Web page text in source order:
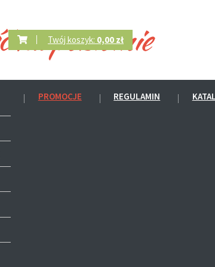
Twój koszyk: 0,00 zł
PROMOCJE REGULAMIN